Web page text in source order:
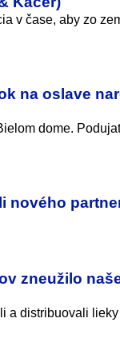
v čase, aby zo
na oslave
dome.
nového
zneužilo
a distribuovali